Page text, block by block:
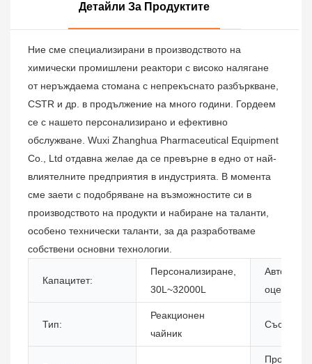
Детайли За Продуктите
Ние сме специализирани в производството на
химически промишлени реактори с високо налягане
от неръждаема стомана с непрекъснато разбъркване,
CSTR и др. в продължение на много години. Гордеем
се с нашето персонализирано и ефективно
обслужване. Wuxi Zhanghua Pharmaceutical Equipment
Co., Ltd отдавна желае да се превърне в едно от най-
влиятелните предприятия в индустрията. В момента
сме заети с подобряване на възможностите си в
производството на продукти и набиране на таланти,
особено технически таланти, за да разработваме
собствени основни технологии.
Капацитет:
Персонализиране,
30L~32000L
оценка:
Тип:
Реакционен
чайник
Протокол